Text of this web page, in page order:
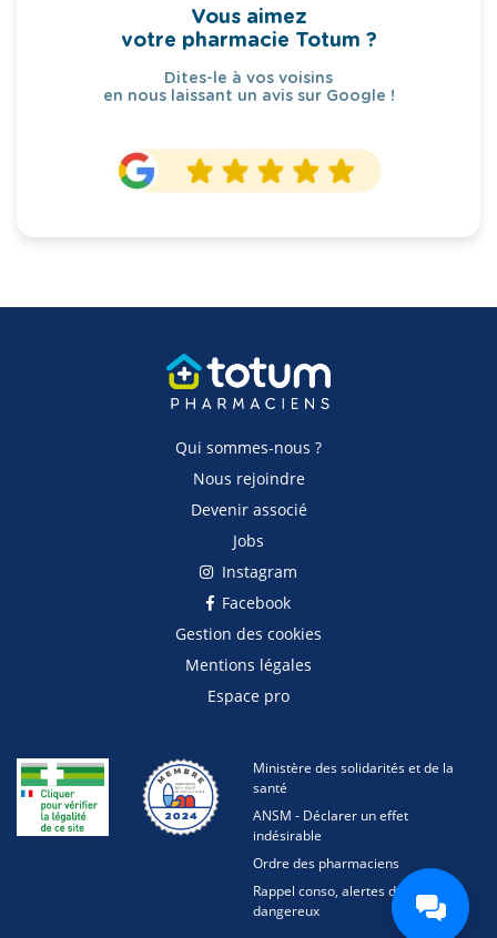
Vous aimez
votre pharmacie Totum ?
Dites-le à vos voisins
en nous laissant un avis sur Google !
Qui sommes-nous ?
Nous rejoindre
Devenir associé
Jobs
Instagram
Facebook
Gestion des cookies
Mentions légales
Espace pro
Ministère des solidarités et de la
santé
ANSM - Déclarer un effet
indésirable
Ordre des pharmaciens
Rappel conso, alertes des produits
dangereux